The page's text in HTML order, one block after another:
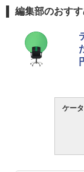
編集部のおす
ケー